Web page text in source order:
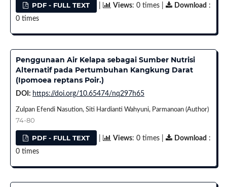
PDF - FULL TEXT Views: 0 times | Download :
0 times
Penggunaan Air Kelapa sebagai Sumber Nutrisi
Alternatif pada Pertumbuhan Kangkung Darat
(Ipomoea reptans Poir.)
DOI: https://doi.org/10.65474/nq297h65
Zulpan Efendi Nasution, Siti Hardianti Wahyuni, Parmanoan (Author)
74-80
PDF - FULL TEXT Views: 0 times | Download :
0 times